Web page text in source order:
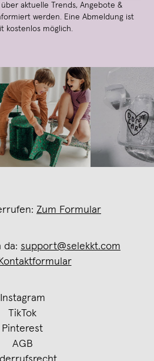
aktuelle Trends, Angebote &
werden. Eine Abmeldung ist
kostenlos möglich.
Zum Formular
da: support@selekkt.com
Kontaktformular
Instagram
TikTok
Pinterest
AGB